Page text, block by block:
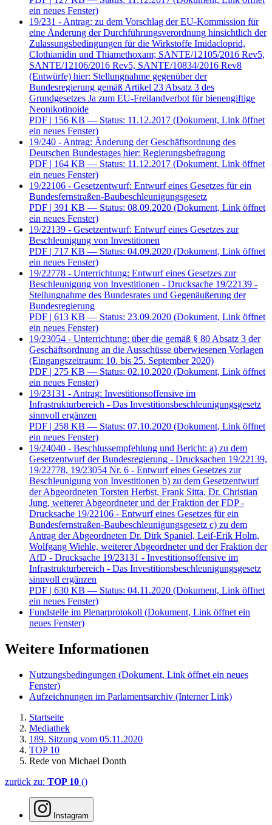
ein neues Fenster)
19/231 - Antrag: zu dem Vorschlag der EU-Kommission für
eine Änderung der Durchführungsverordnung hinsichtlich der
Zulassungsbedingungen für die Wirkstoffe Imidacloprid,
Clothianidin und Thiamethoxam; SANTE/12105/2016 Rev5,
SANTE/12106/2016 Rev5, SANTE/10834/2016 Rev8
(Entwürfe) hier: Stellungnahme gegenüber der
Bundesregierung gemäß Artikel 23 Absatz 3 des
Grundgesetzes Ja zum EU-Freilandverbot für bienengiftige
Neonikotinoide
PDF | 156 KB — Status: 11.12.2017 (Dokument, Link öffnet
ein neues Fenster)
19/240 - Antrag: Änderung der Geschäftsordnung des
Deutschen Bundestages hier: Regierungsbefragung
PDF | 164 KB — Status: 11.12.2017 (Dokument, Link öffnet
ein neues Fenster)
19/22106 - Gesetzentwurf: Entwurf eines Gesetzes für ein
Bundesfernstraßen-Baubeschleunigungsgesetz
PDF | 391 KB — Status: 08.09.2020 (Dokument, Link öffnet
ein neues Fenster)
19/22139 - Gesetzentwurf: Entwurf eines Gesetzes zur
Beschleunigung von Investitionen
PDF | 717 KB — Status: 04.09.2020 (Dokument, Link öffnet
ein neues Fenster)
19/22778 - Unterrichtung: Entwurf eines Gesetzes zur
Beschleunigung von Investitionen - Drucksache 19/22139 -
Stellungnahme des Bundesrates und Gegenäußerung der
Bundesregierung
PDF | 613 KB — Status: 23.09.2020 (Dokument, Link öffnet
ein neues Fenster)
19/23054 - Unterrichtung: über die gemäß § 80 Absatz 3 der
Geschäftsordnung an die Ausschüsse überwiesenen Vorlagen
(Eingangszeitraum: 10. bis 25. September 2020)
PDF | 275 KB — Status: 02.10.2020 (Dokument, Link öffnet
ein neues Fenster)
19/23131 - Antrag: Investitionsoffensive im
Infrastrukturbereich - Das Investitionsbeschleunigungsgesetz
sinnvoll ergänzen
PDF | 258 KB — Status: 07.10.2020 (Dokument, Link öffnet
ein neues Fenster)
19/24040 - Beschlussempfehlung und Bericht: a) zu dem
Gesetzentwurf der Bundesregierung - Drucksachen 19/22139,
19/22778, 19/23054 Nr. 6 - Entwurf eines Gesetzes zur
Beschleunigung von Investitionen b) zu dem Gesetzentwurf
der Abgeordneten Torsten Herbst, Frank Sitta, Dr. Christian
Jung, weiterer Abgeordneter und der Fraktion der FDP -
Drucksache 19/22106 - Entwurf eines Gesetzes für ein
Bundesfernstraßen-Baubeschleunigungsgesetz c) zu dem
Antrag der Abgeordneten Dr. Dirk Spaniel, Leif-Erik Holm,
Wolfgang Wiehle, weiterer Abgeordneter und der Fraktion der
AfD - Drucksache 19/23131 - Investitionsoffensive im
Infrastrukturbereich - Das Investitionsbeschleunigungsgesetz
sinnvoll ergänzen
PDF | 630 KB — Status: 04.11.2020 (Dokument, Link öffnet
ein neues Fenster)
Fundstelle im Plenarprotokoll (Dokument, Link öffnet ein
neues Fenster)
Weitere Informationen
Nutzungsbedingungen (Dokument, Link öffnet ein neues
Fenster)
Aufzeichnungen im Parlamentsarchiv (Interner Link)
Startseite
Mediathek
189. Sitzung vom 05.11.2020
TOP 10
Rede von Michael Donth
zurück zu: TOP 10 ()
Instagram